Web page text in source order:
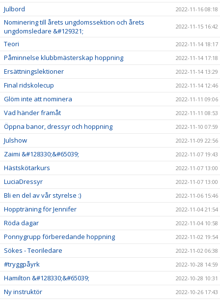
Julbord 2022-11-16 08:18
Nominering till årets ungdomssektion och årets
ungdomsledare &#129321;
2022-11-15 16:42
Teori 2022-11-14 18:17
Påminnelse klubbmästerskap hoppning 2022-11-14 17:18
Ersättningslektioner 2022-11-14 13:29
Final ridskolecup 2022-11-14 12:46
Glöm inte att nominera 2022-11-11 09:06
Vad händer framåt 2022-11-11 08:53
Öppna banor, dressyr och hoppning 2022-11-10 07:59
Julshow 2022-11-09 22:56
Zaimi &#128330;&#65039; 2022-11-07 19:43
Hästskötarkurs 2022-11-07 13:00
LuciaDressyr 2022-11-07 13:00
Bli en del av vår styrelse :) 2022-11-06 15:46
Hoppträning för Jennifer 2022-11-04 21:54
Röda dagar 2022-11-04 10:58
Ponnygrupp förberedande hoppning 2022-11-02 19:54
Sökes - Teoriledare 2022-11-02 06:38
#tryggpåyrk 2022-10-28 14:59
Hamilton &#128330;&#65039; 2022-10-28 10:31
Ny instruktör 2022-10-26 17:43